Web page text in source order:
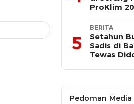
ProKlim
5
BERITA
Setahun
Sadis di
Tewas
Pedoman Media